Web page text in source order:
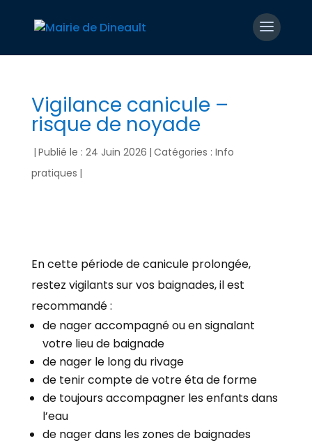
Vigilance canicule –
risque de noyade
| Publié le : 24 Juin 2026 | Catégories : Info
pratiques |
En cette période de canicule prolongée,
restez vigilants sur vos baignades, il est
recommandé :
de nager accompagné ou en signalant
votre lieu de baignade
de nager le long du rivage
de tenir compte de votre éta de forme
de toujours accompagner les enfants dans
l’eau
de nager dans les zones de baignades